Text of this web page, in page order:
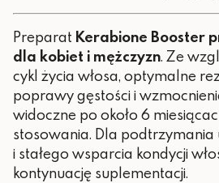
Preparat Kerabione Booster
dla kobiet i mężczyzn. Ze
cykl życia włosa, optymalne
poprawy gęstości i
widoczne po około 6
stosowania. Dla podtrzymania
i stałego wsparcia kondycji
kontynuację suplementacji.